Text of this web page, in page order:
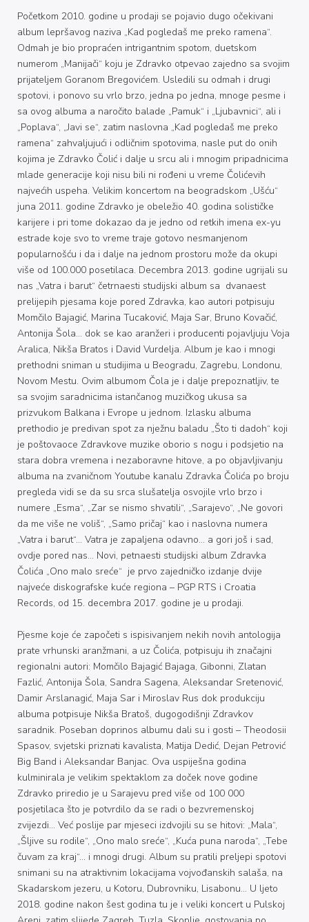
Početkom 2010. godine u prodaji se pojavio dugo očekivani
album lepršavog naziva „Kad pogledaš me preko ramena“.
Odmah je bio propraćen intrigantnim spotom, duetskom
numerom „Manijači“ koju je Zdravko otpevao zajedno sa svojim
prijateljem Goranom Bregovićem. Usledili su odmah i drugi
spotovi, i ponovo su vrlo brzo, jedna po jedna, mnoge pesme i
sa ovog albuma a naročito balade „Pamuk“ i „Ljubavnici“, ali i
„Poplava“, „Javi se“, zatim naslovna „Kad pogledaš me preko
ramena“ zahvaljujući i odličnim spotovima, nasle put do onih
kojima je Zdravko Čolić i dalje u srcu ali i mnogim pripadnicima
mlade generacije koji nisu bili ni rođeni u vreme Čolićevih
najvećih uspeha. Velikim koncertom na beogradskom „Ušću“
juna 2011. godine Zdravko je obeležio 40. godina solističke
karijere i pri tome dokazao da je jedno od retkih imena ex-yu
estrade koje svo to vreme traje gotovo nesmanjenom
popularnošću i da i dalje na jednom prostoru može da okupi
više od 100.000 posetilaca. Decembra 2013. godine ugrijali su
nas „Vatra i barut“ četrnaesti studijski album sa dvanaest
prelijepih pjesama koje pored Zdravka, kao autori potpisuju
Momčilo Bajagić, Marina Tucaković, Maja Sar, Bruno Kovačić,
Antonija Šola… dok se kao aranžeri i producenti pojavljuju Voja
Aralica, Nikša Bratos i David Vurdelja. Album je kao i mnogi
prethodni sniman u studijima u Beogradu, Zagrebu, Londonu,
Novom Mestu. Ovim albumom Čola je i dalje prepoznatljiv, te
sa svojim saradnicima istančanog muzičkog ukusa sa
prizvukom Balkana i Evrope u jednom. Izlasku albuma
prethodio je predivan spot za nježnu baladu „Što ti dadoh“ koji
je poštovaoce Zdravkove muzike oborio s nogu i podsjetio na
stara dobra vremena i nezaboravne hitove, a po objavljivanju
albuma na zvaničnom Youtube kanalu Zdravka Čolića po broju
pregleda vidi se da su srca slušatelja osvojile vrlo brzo i
numere „Esma“, „Zar se nismo shvatili“, „Sarajevo“, „Ne govori
da me više ne voliš“, „Samo pričaj“ kao i naslovna numera
„Vatra i barut“… Vatra je zapaljena odavno… a gori još i sad,
ovdje pored nas… Novi, petnaesti studijski album Zdravka
Čolića „Ono malo sreće“ je prvo zajedničko izdanje dvije
najveće diskografske kuće regiona – PGP RTS i Croatia
Records, od 15. decembra 2017. godine je u prodaji.
Pjesme koje će započeti s ispisivanjem nekih novih antologija
prate vrhunski aranžmani, a uz Čolića, potpisuju ih značajni
regionalni autori: Momčilo Bajagić Bajaga, Gibonni, Zlatan
Fazlić, Antonija Šola, Sandra Sagena, Aleksandar Sretenović,
Damir Arslanagić, Maja Sar i Miroslav Rus dok produkciju
albuma potpisuje Nikša Bratoš, dugogodišnji Zdravkov
saradnik. Poseban doprinos albumu dali su i gosti – Theodosii
Spasov, svjetski priznati kavalista, Matija Dedić, Dejan Petrović
Big Band i Aleksandar Banjac. Ova uspiješna godina
kulminirala je velikim spektaklom za doček nove godine
Zdravko priredio je u Sarajevu pred više od 100 000
posjetilaca što je potvrdilo da se radi o bezvremenskoj
zvijezdi… Već poslije par mjeseci izdvojili su se hitovi: „Mala“,
„Šljive su rodile“, „Ono malo sreće“, „Kuća puna naroda“, „Tebe
čuvam za kraj“… i mnogi drugi. Album su pratili preljepi spotovi
snimani su na atraktivnim lokacijama vojvođanskih salaša, na
Skadarskom jezeru, u Kotoru, Dubrovniku, Lisabonu… U ljeto
2018. godine nakon šest godina tu je i veliki koncert u Pulskoj